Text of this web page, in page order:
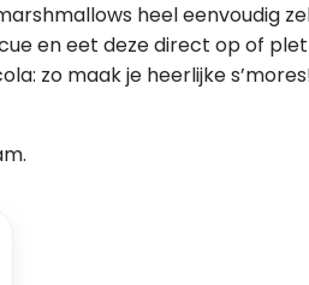
heel eenvoudig
en eet deze direct op of
zo maak je heerlijke